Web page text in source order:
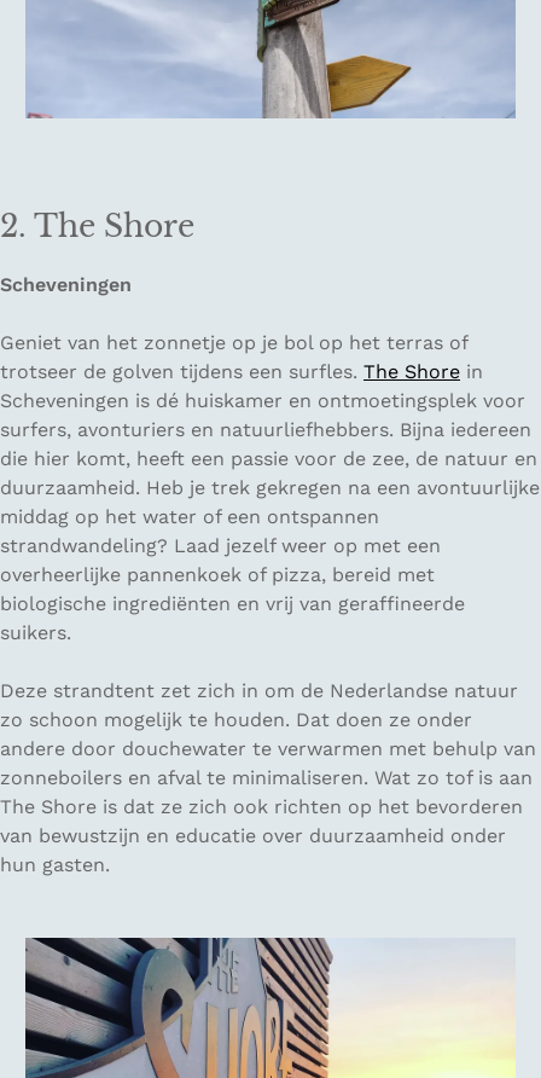
2. The Shore
Scheveningen
Geniet van het zonnetje op je bol op het terras of
trotseer de golven tijdens een surfles. The Shore in
Scheveningen is dé huiskamer en ontmoetingsplek voor
surfers, avonturiers en natuurliefhebbers. Bijna iedereen
die hier komt, heeft een passie voor de zee, de natuur en
duurzaamheid. Heb je trek gekregen na een avontuurlijke
middag op het water of een ontspannen
strandwandeling? Laad jezelf weer op met een
overheerlijke pannenkoek of pizza, bereid met
biologische ingrediënten en vrij van geraffineerde
suikers.
Deze strandtent zet zich in om de Nederlandse natuur
zo schoon mogelijk te houden. Dat doen ze onder
andere door douchewater te verwarmen met behulp van
zonneboilers en afval te minimaliseren. Wat zo tof is aan
The Shore is dat ze zich ook richten op het bevorderen
van bewustzijn en educatie over duurzaamheid onder
hun gasten.